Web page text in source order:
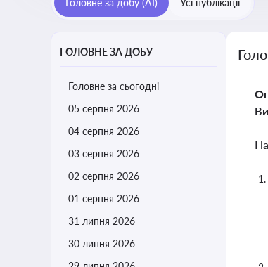
Головне за добу (AI) Усі публікації
ГОЛОВНЕ ЗА ДОБУ
Головне за сьогодні
05 серпня 2026
04 серпня 2026
03 серпня 2026
02 серпня 2026
01 серпня 2026
31 липня 2026
30 липня 2026